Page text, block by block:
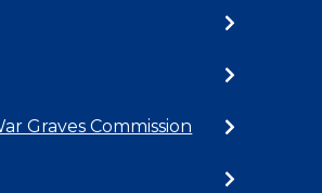
Graves Commission